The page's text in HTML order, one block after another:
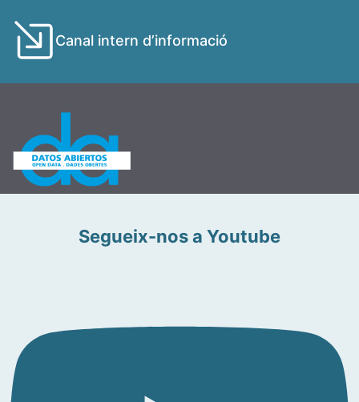
Canal intern d’informació
Segueix-nos a Youtube